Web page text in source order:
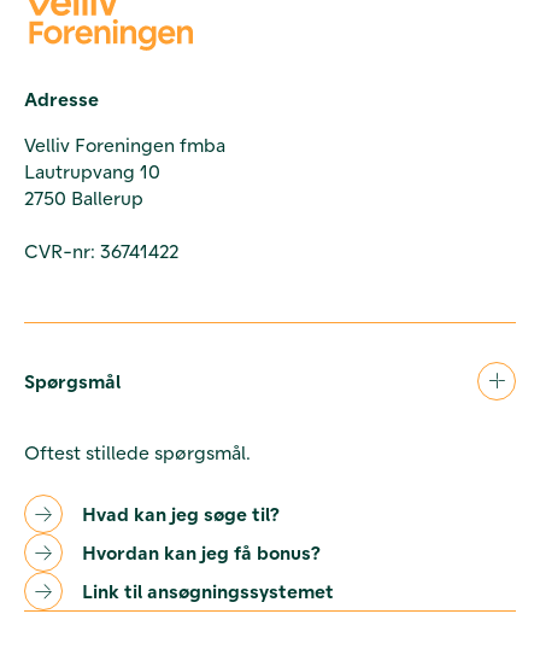
Adresse
Velliv Foreningen fmba
Lautrupvang 10
2750 Ballerup
CVR-nr: 36741422
Spørgsmål
Oftest stillede spørgsmål.
Hvad kan jeg søge til?
Hvordan kan jeg få bonus?
Link til ansøgningssystemet